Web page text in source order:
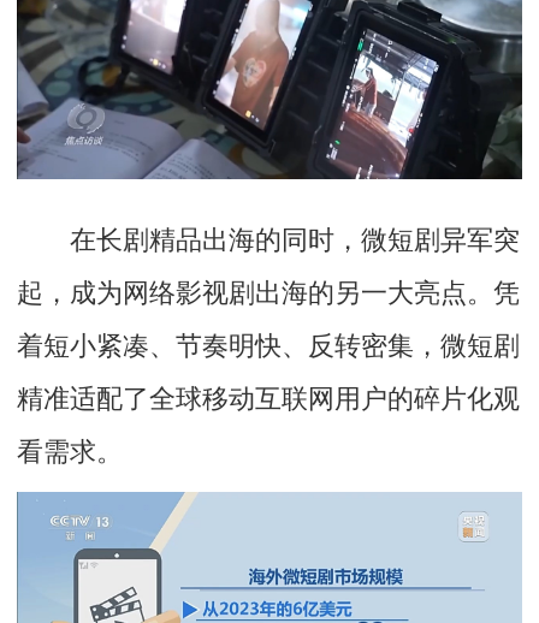
在长剧精品出海的同时，微短剧异军突
起，成为网络影视剧出海的另一大亮点。凭
着短小紧凑、节奏明快、反转密集，微短剧
精准适配了全球移动互联网用户的碎片化观
看需求。